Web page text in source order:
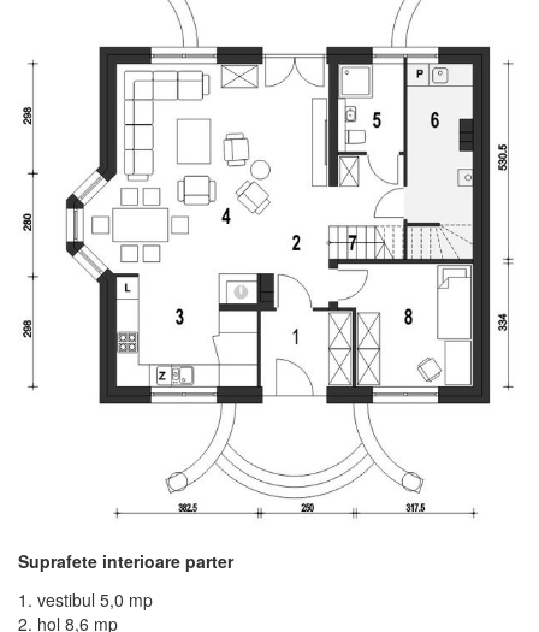
Suprafete interioare parter
1. vestibul 5,0 mp
2. hol 8,6 mp